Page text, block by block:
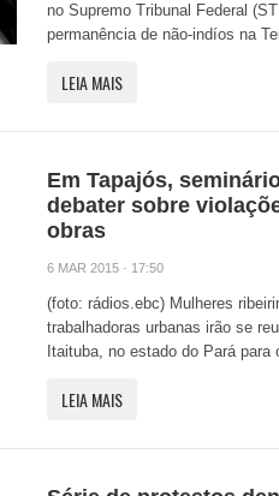
no Supremo Tribunal Federal
permanência de não-indíos na
LEIA MAIS
Em Tapajós,
debater sobre
obras
6 MAR 2015 · 17:50
(foto: rádios.ebc) Mulheres
trabalhadoras urbanas irão se
Itaituba, no estado do Pará para
LEIA MAIS